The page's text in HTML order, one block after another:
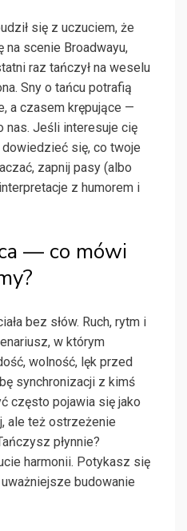
się z uczuciem, że
na scenie Broadwayu,
raz tańczył na weselu
Sny o tańcu potrafią
a czasem krępujące —
nas. Jeśli interesuje cię
się, co twoje
zapnij pasy (albo
z humorem i
— co mówi
bez słów. Ruch, rytm i
w którym
wolność, lęk przed
synchronizacji z kimś
często pojawia się jako
ale też ostrzeżenie
płynnie?
harmonii. Potykasz się
budowanie